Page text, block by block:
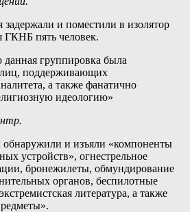
задержали и поместили в изолятор
ГКНБ пять человек.
данная группировка была
поддерживающих
а также фанатично
идеологию»
обнаружили и изъяли «компоненты
устройств», огнестрельное
бронежилеты, обмундирование
органов, беспилотные
литература, а также